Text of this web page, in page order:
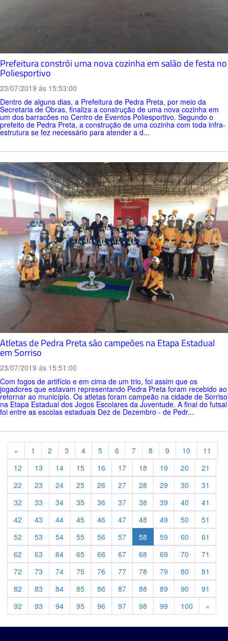
Prefeitura constrói uma nova cozinha em salão de festa no
Poliesportivo
23/07/2019 ás 15:53:00
Dentro de alguns dias, a Prefeitura de Pedra Preta, por meio da
Secretaria de Obras, finaliza a construção de uma nova cozinha em
um dos barracões no Centro de Eventos Poliesportivo. Segundo o
prefeito de Pedra Preta, a construção de uma cozinha com toda infra-
estrutura se fez necessário para atender a d...
Atletas de Pedra Preta são campeões na Etapa Estadual
em Sorriso
23/07/2019 ás 15:51:00
Com fogos de artifício e em cima de um trio, foi assim que os
jogadores que estavam representando Pedra Preta foram recebido ao
retornar ao município. Os atletas foram campeão na cidade de Sorriso
na Etapa Estadual dos Jogos Escolares da Juventude. A final do futsal
foi entre as escolas estaduais Dez de Dezembro - de Pedr...
« Previous
1 2 3 4 5 6 7 8 9 10
11
12
13 14 15 16 17 18 19 20
21
22
23 24 25 26 27 28 29 30
31
32
33 34 35 36 37 38 39 40
41
42
43 44 45 46 47 48 49 50
51
52
53 54 55 56 57 58 59 60
61
62
63 64 65 66 67 68 69 70
71
72
73 74 75 76 77 78 79 80
81
82
83 84 85 86 87 88 89 90
91
92
93 94 95 96 97 98 99 100 »